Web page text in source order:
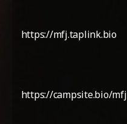
https://mfj.taplink.bio
https://campsite.bio/mfj